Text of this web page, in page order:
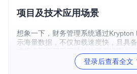
项目及技术应用场景
想象一下，财务管理系统通过
示海量数据，不仅加载速度快，且具
r），使等待过程也变得赏心悦目。
开发企业级应用、数据分析工具、以
登录后查看全文